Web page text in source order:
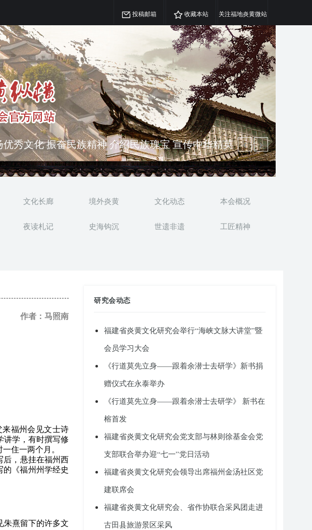
投稿邮箱 收藏本站 关注福地炎黄微站
优秀文化 振奋民族精神 介绍民族瑰宝 宣传中华精英
海西特色 报道台港澳侨 坚持古为今用 力求雅俗共赏
文化长廊 境外炎黄 文化动态 本会概况
夜读札记 史海钩沉 世遗非遗 工匠精神
作者：马照南
福州会见文士诗
讲学，有时撰写修
住一两个月。
后，悬挂在福州西
的《福州州学经史
朱熹留下的许多文
研究会动态
福建省炎黄文化研究会举行“海峡文脉大讲堂”暨
会员学习大会
《行道莫先立身——跟着余潜士去研学》新书捐
赠仪式在永泰举办
《行道莫先立身——跟着余潜士去研学》 新书在
榕首发
福建省炎黄文化研究会党支部与林则徐基金会党
支部联合举办迎“七一”党日活动
福建省炎黄文化研究会领导出席福州金汤社区党
建联席会
福建省炎黄文化研究会、省作协联合采风团走进
古田县旅游景区采风